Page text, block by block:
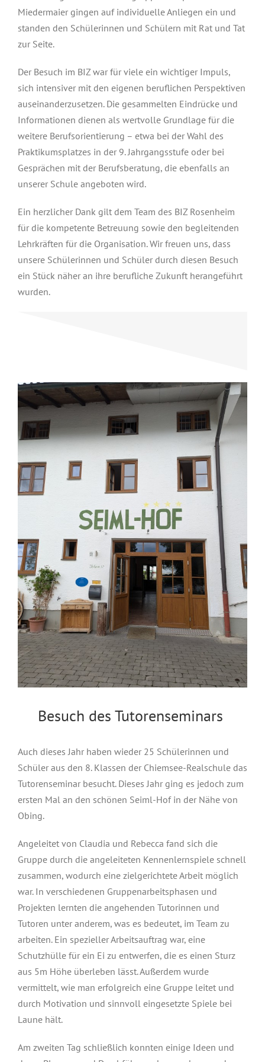
Miedermaier gingen auf individuelle Anliegen ein und
standen den Schülerinnen und Schülern mit Rat und Tat
zur Seite.
Der Besuch im BIZ war für viele ein wichtiger Impuls,
sich intensiver mit den eigenen beruflichen Perspektiven
auseinanderzusetzen. Die gesammelten Eindrücke und
Informationen dienen als wertvolle Grundlage für die
weitere Berufsorientierung – etwa bei der Wahl des
Praktikumsplatzes in der 9. Jahrgangsstufe oder bei
Gesprächen mit der Berufsberatung, die ebenfalls an
unserer Schule angeboten wird.
Ein herzlicher Dank gilt dem Team des BIZ Rosenheim
für die kompetente Betreuung sowie den begleitenden
Lehrkräften für die Organisation. Wir freuen uns, dass
unsere Schülerinnen und Schüler durch diesen Besuch
ein Stück näher an ihre berufliche Zukunft herangeführt
wurden.
Besuch des Tutorenseminars
Auch dieses Jahr haben wieder 25 Schülerinnen und
Schüler aus den 8. Klassen der Chiemsee-Realschule das
Tutorenseminar besucht. Dieses Jahr ging es jedoch zum
ersten Mal an den schönen Seiml-Hof in der Nähe von
Obing.
Angeleitet von Claudia und Rebecca fand sich die
Gruppe durch die angeleiteten Kennenlernspiele schnell
zusammen, wodurch eine zielgerichtete Arbeit möglich
war. In verschiedenen Gruppenarbeitsphasen und
Projekten lernten die angehenden Tutorinnen und
Tutoren unter anderem, was es bedeutet, im Team zu
arbeiten. Ein spezieller Arbeitsauftrag war, eine
Schutzhülle für ein Ei zu entwerfen, die es einen Sturz
aus 5m Höhe überleben lässt. Außerdem wurde
vermittelt, wie man erfolgreich eine Gruppe leitet und
durch Motivation und sinnvoll eingesetzte Spiele bei
Laune hält.
Am zweiten Tag schließlich konnten einige Ideen und